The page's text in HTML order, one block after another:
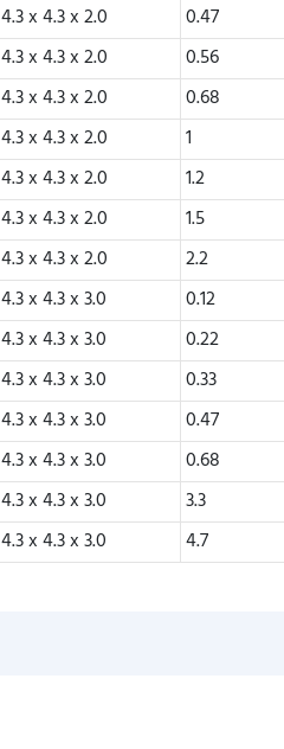
4.3 x 4.3 x 2.0 0.47
4.3 x 4.3 x 2.0 0.56
4.3 x 4.3 x 2.0 0.68
4.3 x 4.3 x 2.0 1
4.3 x 4.3 x 2.0 1.2
4.3 x 4.3 x 2.0 1.5
4.3 x 4.3 x 2.0 2.2
4.3 x 4.3 x 3.0 0.12
4.3 x 4.3 x 3.0 0.22
4.3 x 4.3 x 3.0 0.33
4.3 x 4.3 x 3.0 0.47
4.3 x 4.3 x 3.0 0.68
4.3 x 4.3 x 3.0 3.3
4.3 x 4.3 x 3.0 4.7